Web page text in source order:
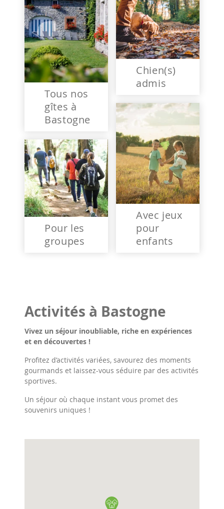
Tous nos
gîtes à
Bastogne
Pour les
groupes
Chien(s)
admis
Avec jeux
pour
enfants
Activités à Bastogne
Vivez un séjour inoubliable, riche en expériences
et en découvertes !
Profitez d’activités variées, savourez des moments
gourmands et laissez-vous séduire par des activités
sportives.
Un séjour où chaque instant vous promet des
souvenirs uniques !